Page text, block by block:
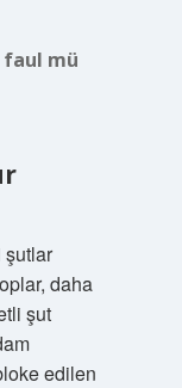
faul mü
şutlar
daha
şut
edilen